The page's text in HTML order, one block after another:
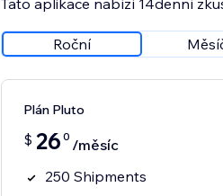
Tato aplikace nabízí 14denní
Roční
Plán Pluto
$ 26 0 /měsíc
250 Shipments